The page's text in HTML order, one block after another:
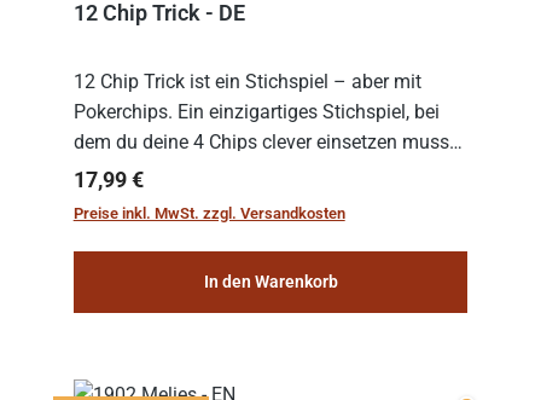
12 Chip Trick - DE
12 Chip Trick ist ein Stichspiel – aber mit
Pokerchips. Ein einzigartiges Stichspiel, bei
dem du deine 4 Chips clever einsetzen musst.
Wer die Chips mit dem höchsten Gesamtwert
hat, gewinnt die Runde. Aber Vorsicht: D...
Regulärer Preis:
17,99 €
Preise inkl. MwSt. zzgl. Versandkosten
In den Warenkorb